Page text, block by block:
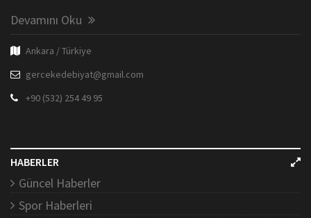
Devamını Oku
Ankara / Türkiye
gercekedebiyat@gmail.com
+90 (532) 254 49 95
HABERLER
Güncel Haberler
Spor Haberleri